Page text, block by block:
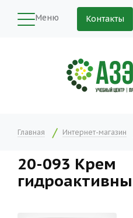
Меню Контакты
Главная Интернет-магазин
20-093 Крем